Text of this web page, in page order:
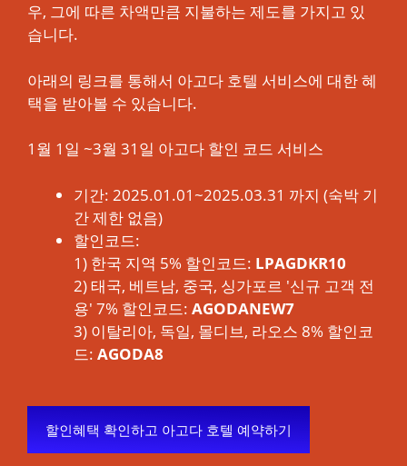
우, 그에 따른 차액만큼 지불하는 제도를 가지고 있
습니다.
아래의 링크를 통해서 아고다 호텔 서비스에 대한 혜
택을 받아볼 수 있습니다.
1월 1일 ~3월 31일 아고다 할인 코드 서비스
기간: 2025.01.01~2025.03.31 까지 (숙박 기
간 제한 없음)
할인코드:
1) 한국 지역 5% 할인코드: LPAGDKR10
2) 태국, 베트남, 중국, 싱가포르 '신규 고객 전
용' 7% 할인코드: AGODANEW7
3) 이탈리아, 독일, 몰디브, 라오스 8% 할인코
드: AGODA8
할인혜택 확인하고 아고다 호텔 예약하기